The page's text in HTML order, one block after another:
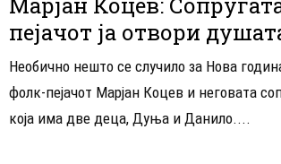
пејачот ја отвори
Необично нешто се случило за Нова
фолк-пејачот Марјан Коцев и неговата
која има две деца, Дуња и Данило....